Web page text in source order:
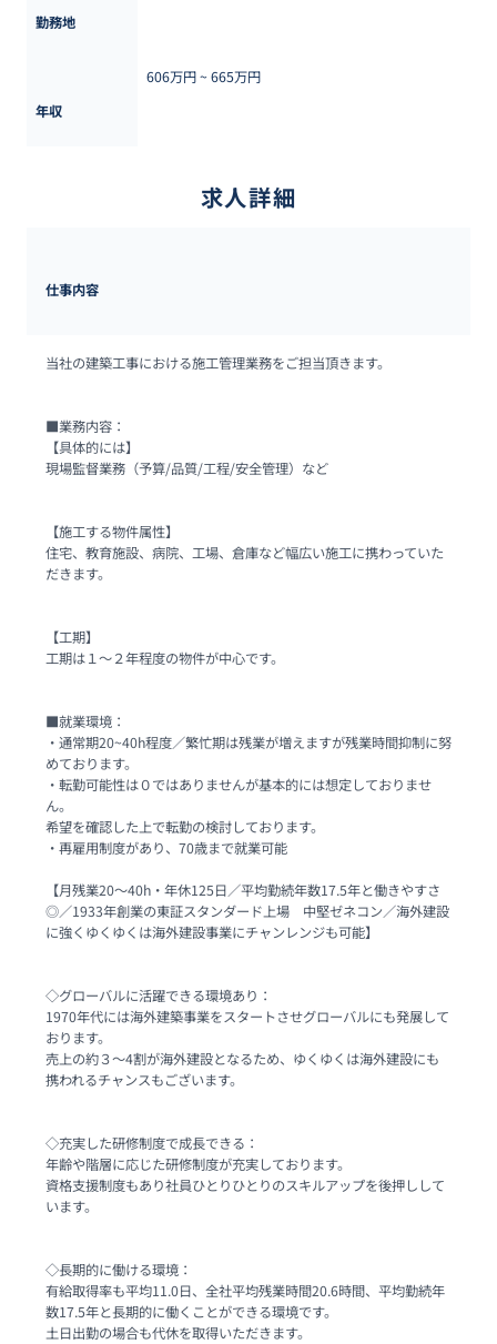
勤務地
年収
606万円 ~ 665万円
求人詳細
仕事内容
当社の建築工事における施工管理業務をご担当頂きます。
■業務内容：
【具体的には】
現場監督業務（予算/品質/工程/安全管理）など
【施工する物件属性】
住宅、教育施設、病院、工場、倉庫など幅広い施工に携わっていた
だきます。
【工期】
工期は１～２年程度の物件が中心です。
■就業環境：
・通常期20~40h程度／繁忙期は残業が増えますが残業時間抑制に努
めております。
・転勤可能性は０ではありませんが基本的には想定しておりませ
ん。
希望を確認した上で転勤の検討しております。
・再雇用制度があり、70歳まで就業可能
【月残業20～40h・年休125日／平均勤続年数17.5年と働きやすさ
◎／1933年創業の東証スタンダード上場　中堅ゼネコン／海外建設
に強くゆくゆくは海外建設事業にチャンレンジも可能】
◇グローバルに活躍できる環境あり：
1970年代には海外建築事業をスタートさせグローバルにも発展して
おります。
売上の約３～4割が海外建設となるため、ゆくゆくは海外建設にも
携われるチャンスもございます。
◇充実した研修制度で成長できる：
年齢や階層に応じた研修制度が充実しております。
資格支援制度もあり社員ひとりひとりのスキルアップを後押しして
います。
◇長期的に働ける環境：
有給取得率も平均11.0日、全社平均残業時間20.6時間、平均勤続年
数17.5年と長期的に働くことができる環境です。
土日出勤の場合も代休を取得いただきます。